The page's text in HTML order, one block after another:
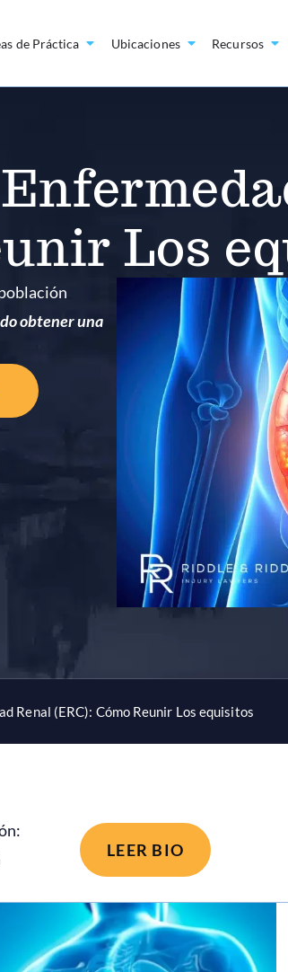
de Práctica Ubicaciones Recursos
Los
obtener una
Renal (ERC): Cómo Reunir Los equisitos
LEER BIO